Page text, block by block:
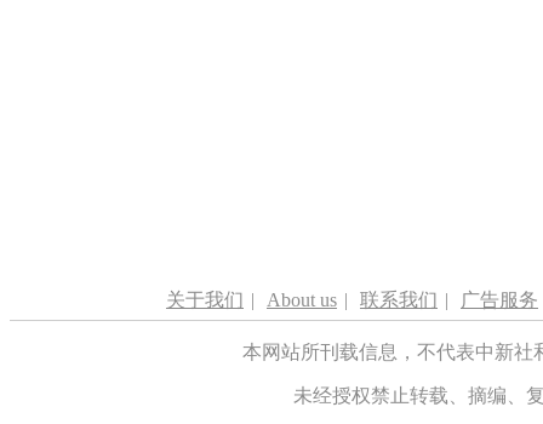
关于我们 | About us | 联系我们 | 广告服务
本网站所刊载信息，不代表中新
未经授权禁止转载、摘编、